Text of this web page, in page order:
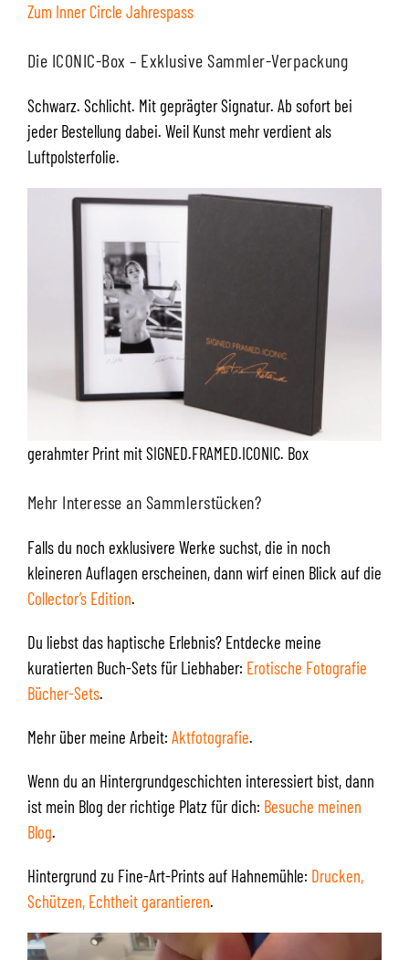
Zum Inner Circle Jahrespass
Die ICONIC-Box – Exklusive Sammler-Verpackung
Schwarz. Schlicht. Mit geprägter Signatur. Ab sofort bei
jeder Bestellung dabei. Weil Kunst mehr verdient als
Luftpolsterfolie.
gerahmter Print mit SIGNED.FRAMED.ICONIC. Box
Mehr Interesse an Sammlerstücken?
Falls du noch exklusivere Werke suchst, die in noch
kleineren Auflagen erscheinen, dann wirf einen Blick auf die
Collector’s Edition.
Du liebst das haptische Erlebnis? Entdecke meine
kuratierten Buch-Sets für Liebhaber: Erotische Fotografie
Bücher-Sets.
Mehr über meine Arbeit: Aktfotografie.
Wenn du an Hintergrundgeschichten interessiert bist, dann
ist mein Blog der richtige Platz für dich: Besuche meinen
Blog.
Hintergrund zu Fine-Art-Prints auf Hahnemühle: Drucken,
Schützen, Echtheit garantieren.